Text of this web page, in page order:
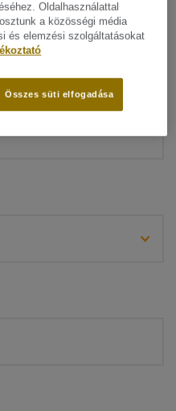
Oldalhasználattal
a közösségi média
és elemzési szolgáltatásokat
Összes süti elfogadása